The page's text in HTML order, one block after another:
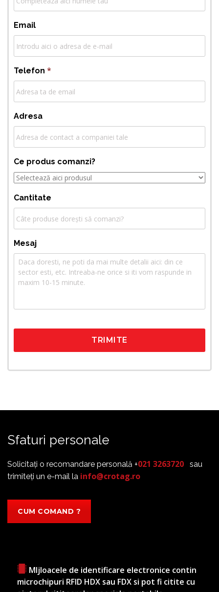
Email
Telefon *
Adresa
Ce produs comanzi?
Cantitate
Mesaj
Sfaturi personale
Solicitați o recomandare personală +021 3263720
sau
trimiteți un e-mail la info@crotag.ro
CUM COMAND ?
MIjloacele de identificare electronice contin
microchipuri RFID HDX sau FDX si pot fi citite cu